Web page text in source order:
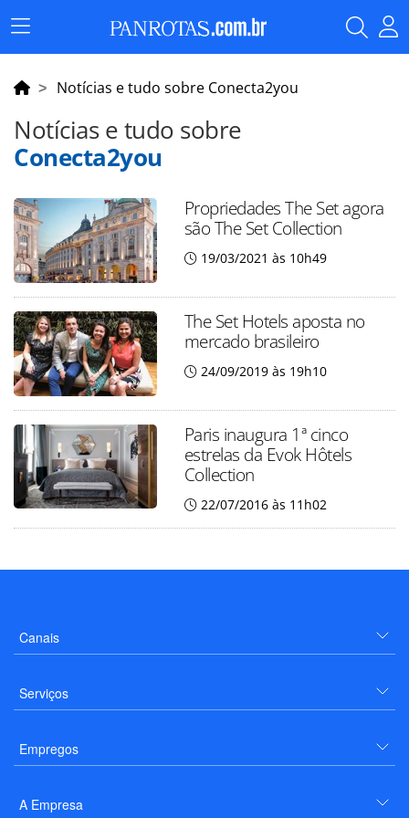
Menu
Principal
Notícias e tudo sobre Conecta2you
Notícias e tudo sobre
Conecta2you
Propriedades The Set agora
são The Set Collection
19/03/2021 às 10h49
The Set Hotels aposta no
mercado brasileiro
24/09/2019 às 19h10
Paris inaugura 1ª cinco
estrelas da Evok Hôtels
Collection
22/07/2016 às 11h02
Canais
Serviços
Empregos
A Empresa